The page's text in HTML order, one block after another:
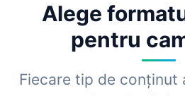
Alege
pentru
Fiecare tip de conținut